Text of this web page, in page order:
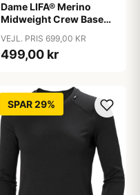
Dame LIFA® Merino
Midweight Crew Base
VEJL. PRIS 699,00 KR
499,00 kr
SPAR 29%